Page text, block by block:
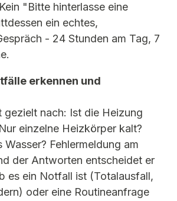
"Bitte hinterlasse eine
ein echtes,
- 24 Stunden am Tag, 7
erkennen und
gezielt nach: Ist die Heizung
einzelne Heizkörper kalt?
Wasser? Fehlermeldung am
der Antworten entscheidet er
es ein Notfall ist (Totalausfall,
oder eine Routineanfrage